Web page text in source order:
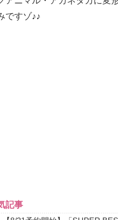
ですゾ♪♪
記事